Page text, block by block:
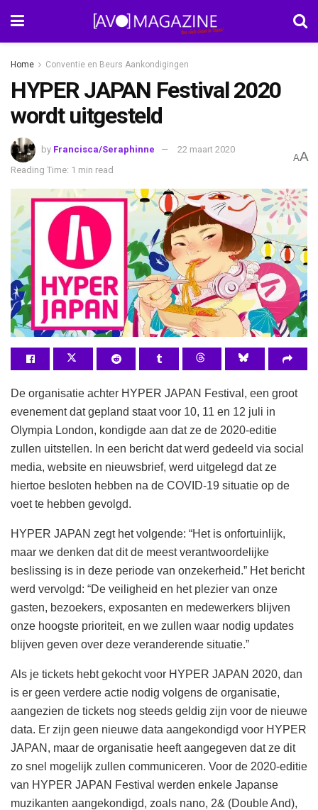
Home Conventie en Beurs Aankondigingen
HYPER JAPAN Festival 2020
wordt uitgesteld
by Francisca/Seraphinne
22 maart 2020
Reading Time: 1 min read
AA
De organisatie achter HYPER JAPAN Festival, een groot
evenement dat gepland staat voor 10, 11 en 12 juli in
Olympia London, kondigde aan dat ze de 2020-editie
zullen uitstellen. In een bericht dat werd gedeeld via social
media, website en nieuwsbrief, werd uitgelegd dat ze
hiertoe besloten hebben na de COVID-19 situatie op de
voet te hebben gevolgd.
HYPER JAPAN zegt het volgende: “Het is onfortuinlijk,
maar we denken dat dit de meest verantwoordelijke
beslissing is in deze periode van onzekerheid.” Het bericht
werd vervolgd: “De veiligheid en het plezier van onze
gasten, bezoekers, exposanten en medewerkers blijven
onze hoogste prioriteit, en we zullen waar nodig updates
blijven geven over deze veranderende situatie.”
Als je tickets hebt gekocht voor HYPER JAPAN 2020, dan
is er geen verdere actie nodig volgens de organisatie,
aangezien de tickets nog steeds geldig zijn voor de nieuwe
data. Er zijn geen nieuwe data aangekondigd voor HYPER
JAPAN, maar de organisatie heeft aangegeven dat ze dit
zo snel mogelijk zullen communiceren. Voor de 2020-editie
van HYPER JAPAN Festival werden enkele Japanse
muzikanten aangekondigd, zoals nano, 2& (Double And),